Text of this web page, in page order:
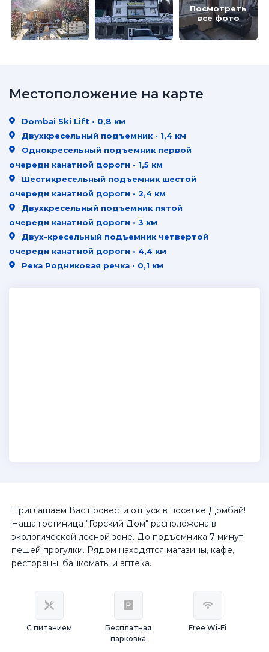
Посмотреть
все фото
Приглашаем Вас провести отпуск в поселке Домбай!
Наша гостиница "Горский Дом" расположена в
экологической лесной зоне. До подъемника 7 минут
пешей прогулки. Рядом находятся магазины, кафе,
рестораны, банкоматы и аптека.
С питанием
Бесплатная
парковка
Free Wi-Fi
Местоположение на карте
Dombai Ski Lift • 0,8 км
Двухкресельный подъемник • 1,4 км
Однокресельный подъемник первой
очереди канатной дороги • 1,5 км
Шестикресельный подъемник шестой
очереди канатной дороги • 2,4 км
Двухкресельный подъемник пятой
очереди канатной дороги • 3 км
Двух-кресельный подъемник четвертой
очереди канатной дороги • 4,4 км
Река Родниковая речка • 0,1 км